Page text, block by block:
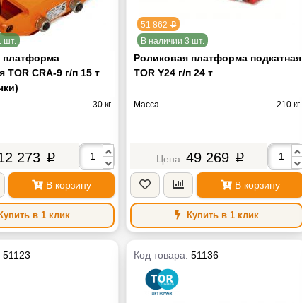
шт.
платформа
TOR CRA-9 г/п 15 т
30 кг
273 p
В корзину
Купить в 1 клик
51 862p
В наличии 3 шт.
Роликовая платформа подкатная
TOR Y24 г/п 24 т
Масса 210 кг
49 269 p
В корзину
Купить в 1 клик
51123 Код товара:51136